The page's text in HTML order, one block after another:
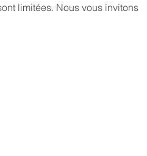
limitées. Nous vous invitons